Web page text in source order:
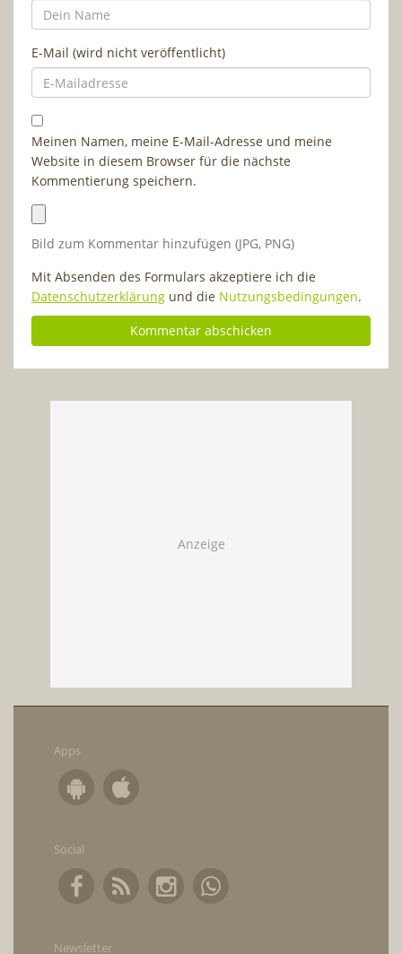
E-Mail (wird nicht veröffentlicht)
Meinen Namen, meine E-Mail-Adresse und meine
Website in diesem Browser für die nächste
Kommentierung speichern.
Bild zum Kommentar hinzufügen (JPG, PNG)
Mit Absenden des Formulars akzeptiere ich die
Datenschutzerklärung und die Nutzungsbedingungen.
Apps
Social
Newsletter